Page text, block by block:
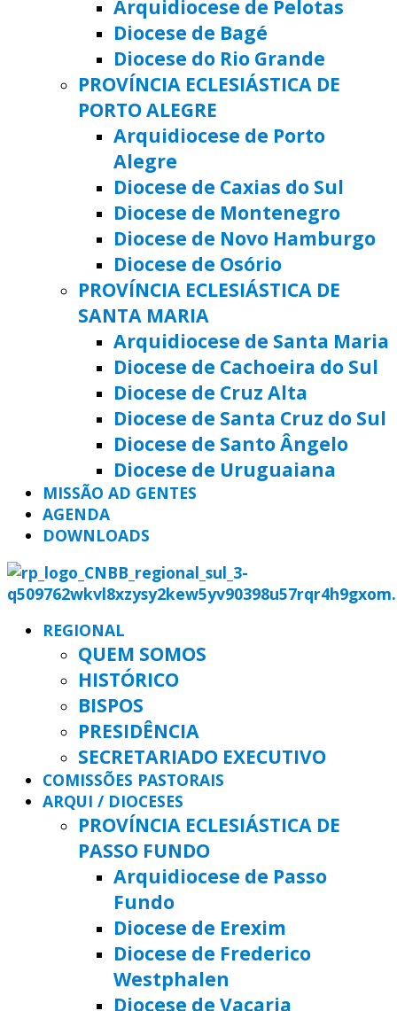
Arquidiocese de Pelotas
Diocese de Bagé
Diocese do Rio Grande
PROVÍNCIA ECLESIÁSTICA DE
PORTO ALEGRE
Arquidiocese de Porto
Alegre
Diocese de Caxias do Sul
Diocese de Montenegro
Diocese de Novo Hamburgo
Diocese de Osório
PROVÍNCIA ECLESIÁSTICA DE
SANTA MARIA
Arquidiocese de Santa Maria
Diocese de Cachoeira do Sul
Diocese de Cruz Alta
Diocese de Santa Cruz do Sul
Diocese de Santo Ângelo
Diocese de Uruguaiana
MISSÃO AD GENTES
AGENDA
DOWNLOADS
REGIONAL
QUEM SOMOS
HISTÓRICO
BISPOS
PRESIDÊNCIA
SECRETARIADO EXECUTIVO
COMISSÕES PASTORAIS
ARQUI / DIOCESES
PROVÍNCIA ECLESIÁSTICA DE
PASSO FUNDO
Arquidiocese de Passo
Fundo
Diocese de Erexim
Diocese de Frederico
Westphalen
Diocese de Vacaria